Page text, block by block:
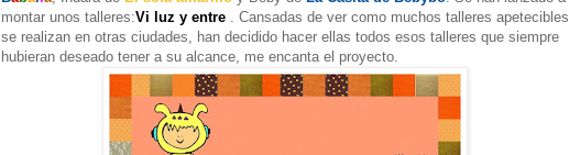
montar unos talleres:Vi luz y entre . Cansadas de ver como muchos talleres apetecibles
se realizan en otras ciudades, han decidido hacer ellas todos esos talleres que siempre
hubieran deseado tener a su alcance, me encanta el proyecto.